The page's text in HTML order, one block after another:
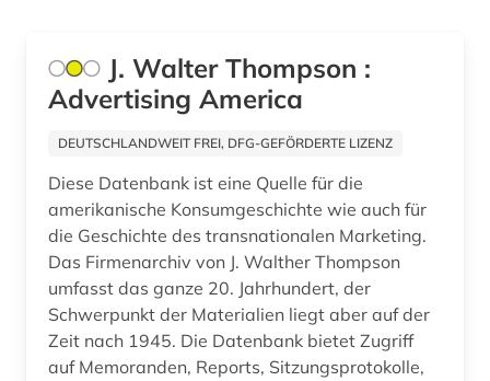
bürgerrechtsbewegung (3)
chemie (6)
cia (1)
common law (1)
commonwealth (8)
congress (3)
Japan (2)
Kanada (12)
Korea (1)
Mecklenburg-Vorpommern (1)
Mittelamerika (4)
Niederlande (2)
Nordamerika (11)
J. Walter Thompson :
Advertising America
DEUTSCHLANDWEIT FREI, DFG-GEFÖRDERTE LIZENZ
Diese Datenbank ist eine Quelle für die
amerikanische Konsumgeschichte wie auch für
die Geschichte des transnationalen Marketing.
Das Firmenarchiv von J. Walther Thompson
umfasst das ganze 20. Jahrhundert, der
Schwerpunkt der Materialien liegt aber auf der
Zeit nach 1945. Die Datenbank bietet Zugriff
auf Memoranden, Reports, Sitzungsprotokolle,